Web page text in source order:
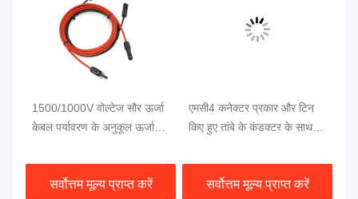
1500/1000V वोल्टेज सौर ऊर्जा
केबल पर्यावरण के अनुकूल ऊर्जा
सर्वोत्तम मूल्य प्राप्त करें
एमसी4 कनेक्टर प्रकार और टिन
किए हुए तांबे के कंडक्टर के साथ
सर्वोत्तम मूल्य प्राप्त करें